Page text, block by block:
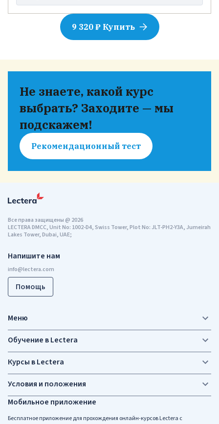
9 320 ₽ Купить
Не знаете, какой курс
выбрать? Заходите — мы
подскажем!
Рекомендационный тест
Напишите нам
Помощь
Мобильное приложение
Бесплатное приложение для прохождения онлайн-курсов Lectera c
Все права защищены@ 2026
LECTERA DMCC, Unit No: 1002-D4, Swiss Tower, Plot No: JLT-PH2-Y3A, Jumeirah
Lakes Tower, Dubai, UAE;
Меню
Обучение в Lectera
Курсы в Lectera
Условия и положения